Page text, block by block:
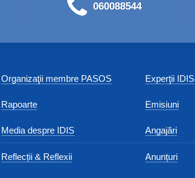
060088544
Organizaţii membre PASOS
Rapoarte
Media despre IDIS
Reflecții & Reflexii
Experţii IDIS
Emisiuni
Angajări
Anunțuri